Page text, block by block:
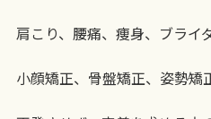
肩こり、腰痛、痩身、ブライ
小顔矯正、骨盤矯正、姿勢矯